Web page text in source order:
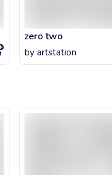
zero two
by artstation